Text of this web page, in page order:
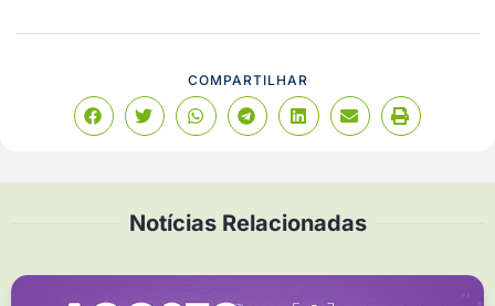
COMPARTILHAR
Notícias Relacionadas